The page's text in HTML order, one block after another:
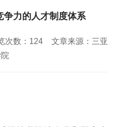
系统
人才招聘
公开
校长信箱
争力的人才制度体系
次数： 124
文章来源：三亚